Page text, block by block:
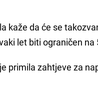
kaže da će se
let biti ograničen na
primila zahtjeve za